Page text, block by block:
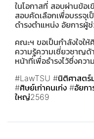
ในโอกาสที่ สอบผ่านข้อ
สอบคัดเลือกเพื่อบรรจุเ
ดำรงตำแหน่ง อัยการ
คณะฯ ขอเป็นกำลังใจใ
ความรู้ความเชี่ยวชาญ
หน้าที่เพื่อธำรงไว้ซึ่งคว
#LawTSU #นิติศาสตร์
#ศิษย์เก่าคนเก่ง #อัยกา
ใหญ่2569